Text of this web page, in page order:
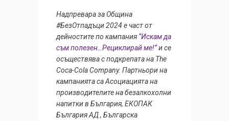
Надпревара за Община
#БезОтпадъци 2024 е част от
дейностите по кампания “Искам да
съм полезен…Рециклирай ме!”и се
осъществява с подкрепата на The
Coca-Cola Company. Партньори на
кампанията са Асоциацията на
производителите на безалкохолни
напитки в България, ЕКОПАК
България АД , Българска